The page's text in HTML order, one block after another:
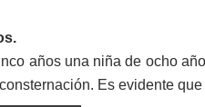
años una ni­ña de ocho
Es evi­dente